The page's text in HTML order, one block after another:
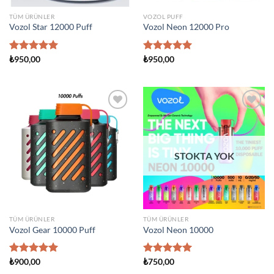
TÜM ÜRÜNLER
Vozol Star 12000 Puff
5 üzerinden
₺950,00
VOZOL PUFF
Vozol Neon 12000 Pro
5 üzerinden
₺950,00
Add to
wishlist
TÜM ÜRÜNLER
Vozol Gear 10000 Puff
5 üzerinden
₺900,00
Add to
wishlist
STOKTA YOK
TÜM ÜRÜNLER
Vozol Neon 10000
5 üzerinden
₺750,00